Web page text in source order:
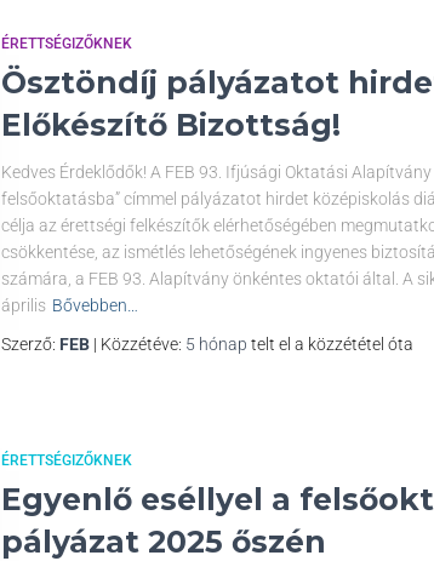
ÉRETTSÉGIZŐKNEK
Ösztöndíj pályázatot
Előkészítő Bizottság!
Kedves Érdeklődők! A FEB 93. Ifjúsági Oktatási Alapítvány
felsőoktatásba” címmel pályázatot hirdet középiskolás
célja az érettségi felkészítők elérhetőségében
csökkentése, az ismétlés lehetőségének ingyenes
számára, a FEB 93. Alapítvány önkéntes oktatói által. A
április Bővebben…
Szerző: FEB| Közzétéve: 5 hónap telt el a közzététel óta
ÉRETTSÉGIZŐKNEK
Egyenlő eséllyel a
pályázat 2025 őszén